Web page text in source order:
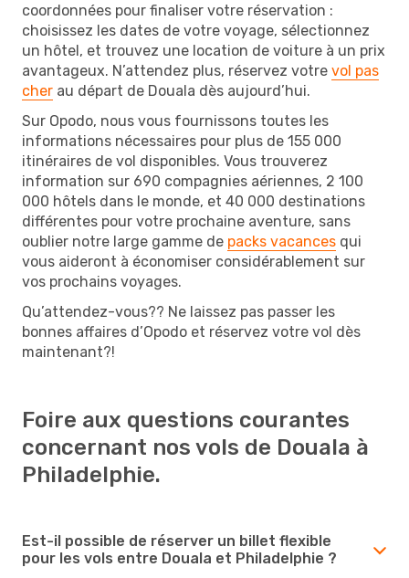
coordonnées pour finaliser votre réservation :
choisissez les dates de votre voyage, sélectionnez
un hôtel, et trouvez une location de voiture à un prix
avantageux. N’attendez plus, réservez votre vol pas
cher au départ de Douala dès aujourd’hui.
Sur Opodo, nous vous fournissons toutes les
informations nécessaires pour plus de 155 000
itinéraires de vol disponibles. Vous trouverez
information sur 690 compagnies aériennes, 2 100
000 hôtels dans le monde, et 40 000 destinations
différentes pour votre prochaine aventure, sans
oublier notre large gamme de packs vacances qui
vous aideront à économiser considérablement sur
vos prochains voyages.
Qu’attendez-vous?? Ne laissez pas passer les
bonnes affaires d’Opodo et réservez votre vol dès
maintenant?!
Foire aux questions courantes
concernant nos vols de Douala à
Philadelphie.
Est-il possible de réserver un billet flexible
pour les vols entre Douala et Philadelphie ?